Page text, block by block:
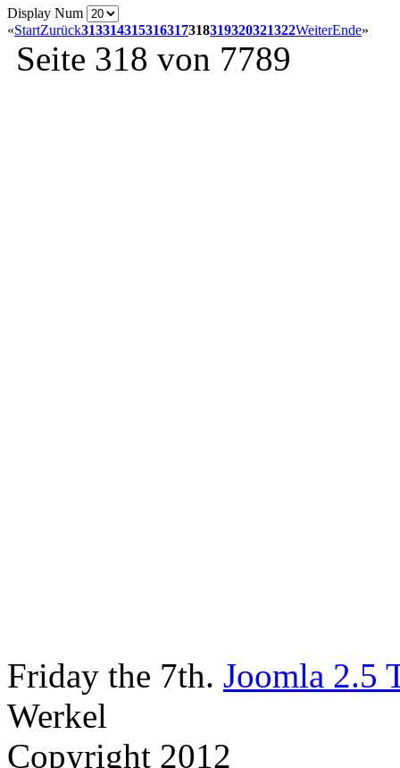
Display Num
«StartZurück313314315316317318319320321322WeiterEnde»
Seite 318 von 7789
Friday the 7th. Joomla 2.5
Werkel
Copyright 2012